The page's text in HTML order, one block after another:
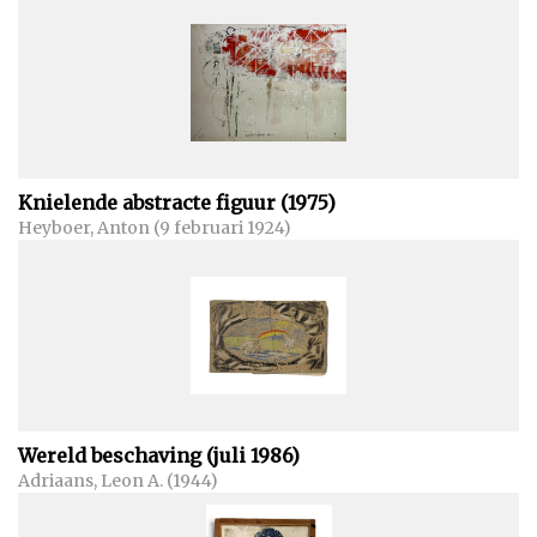
Knielende abstracte figuur (1975)
Heyboer, Anton (9 februari 1924)
Wereld beschaving (juli 1986)
Adriaans, Leon A. (1944)